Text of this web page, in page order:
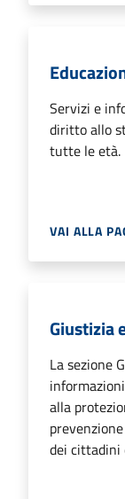
Servizi e
diritto allo
tutte le età.
VAI ALLA
Giustizia
La sezione
alla
dei